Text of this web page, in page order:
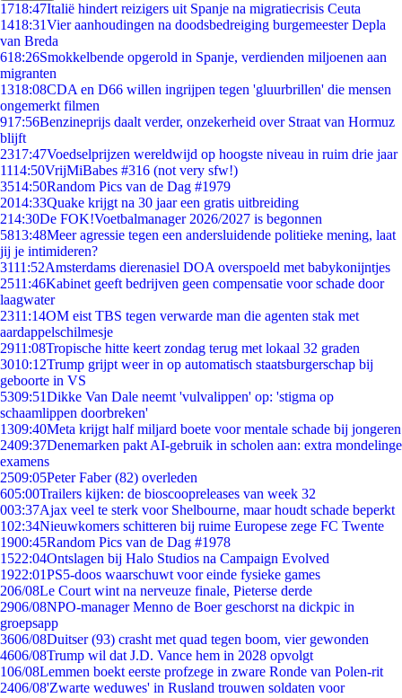
1718:47Italië hindert reizigers uit Spanje na migratiecrisis Ceuta
1418:31Vier aanhoudingen na doodsbedreiging burgemeester Depla
van Breda
618:26Smokkelbende opgerold in Spanje, verdienden miljoenen aan
migranten
1318:08CDA en D66 willen ingrijpen tegen 'gluurbrillen' die mensen
ongemerkt filmen
917:56Benzineprijs daalt verder, onzekerheid over Straat van Hormuz
blijft
2317:47Voedselprijzen wereldwijd op hoogste niveau in ruim drie jaar
1114:50VrijMiBabes #316 (not very sfw!)
3514:50Random Pics van de Dag #1979
2014:33Quake krijgt na 30 jaar een gratis uitbreiding
214:30De FOK!Voetbalmanager 2026/2027 is begonnen
5813:48Meer agressie tegen een andersluidende politieke mening, laat
jij je intimideren?
3111:52Amsterdams dierenasiel DOA overspoeld met babykonijntjes
2511:46Kabinet geeft bedrijven geen compensatie voor schade door
laagwater
2311:14OM eist TBS tegen verwarde man die agenten stak met
aardappelschilmesje
2911:08Tropische hitte keert zondag terug met lokaal 32 graden
3010:12Trump grijpt weer in op automatisch staatsburgerschap bij
geboorte in VS
5309:51Dikke Van Dale neemt 'vulvalippen' op: 'stigma op
schaamlippen doorbreken'
1309:40Meta krijgt half miljard boete voor mentale schade bij jongeren
2409:37Denemarken pakt AI-gebruik in scholen aan: extra mondelinge
examens
2509:05Peter Faber (82) overleden
605:00Trailers kijken: de bioscoopreleases van week 32
003:37Ajax veel te sterk voor Shelbourne, maar houdt schade beperkt
102:34Nieuwkomers schitteren bij ruime Europese zege FC Twente
1900:45Random Pics van de Dag #1978
1522:04Ontslagen bij Halo Studios na Campaign Evolved
1922:01PS5-doos waarschuwt voor einde fysieke games
206/08Le Court wint na nerveuze finale, Pieterse derde
2906/08NPO-manager Menno de Boer geschorst na dickpic in
groepsapp
3606/08Duitser (93) crasht met quad tegen boom, vier gewonden
4606/08Trump wil dat J.D. Vance hem in 2028 opvolgt
106/08Lemmen boekt eerste profzege in zware Ronde van Polen-rit
2406/08'Zwarte weduwes' in Rusland trouwen soldaten voor